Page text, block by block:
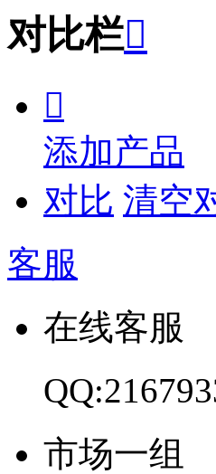
对比栏

添加产品
对比 清空
客服
在线客服
市场一组